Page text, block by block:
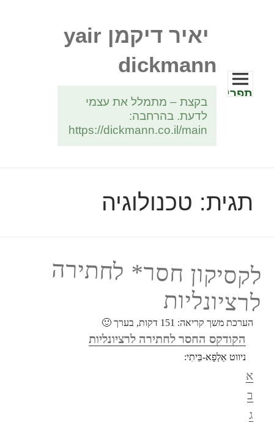
יאיר דיקמן yair
dickmann
בקצת – מתמלל את עצמי
לדעת. בהרחבה:
https://dickmann.co.il/main
תפריטים
ווידג'טים
תגית: טכנולוגיה
לקסיקון חסר* לחתירה
לרציונליות
הערכת משך קריאה: 151 דקות, בערך 🙂
הקודקס החסר לחתירה לרציונליות
ניווט אַלְפָא-בֵּיתִי:
א
ב
ג